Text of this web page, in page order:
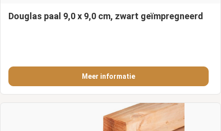
Douglas paal 9,0 x 9,0 cm, zwart geïmpregneerd
Meer informatie